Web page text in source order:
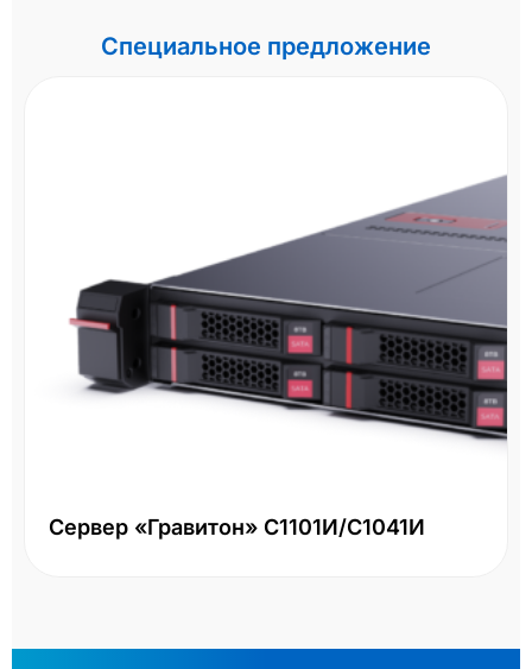
Специальное предложение
Сервер «Гравитон» С1101И/С1041И